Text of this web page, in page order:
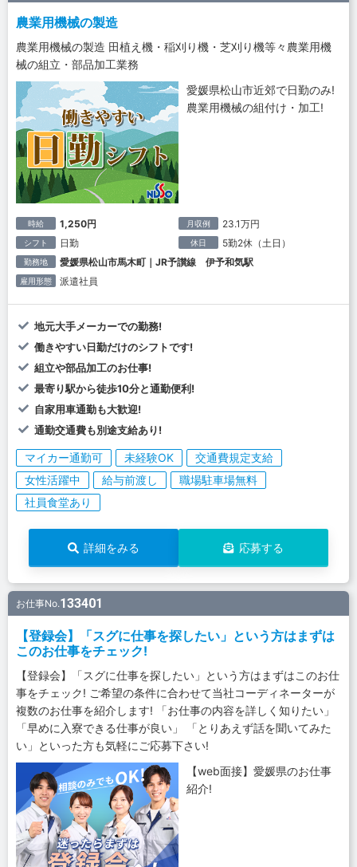
農業用機械の製造
農業用機械の製造 田植え機・稲刈り機・芝刈り機等々農業用機
械の組立・部品加工業務
愛媛県松山市近郊で日勤のみ!
農業用機械の組付け・加工!
時給 1,250円 月収例 23.1万円
シフト 日勤 休日 5勤2休（土日）
勤務地 愛媛県松山市馬木町｜JR予讃線 伊予和気駅
雇用形態 派遣社員
地元大手メーカーでの勤務!
働きやすい日勤だけのシフトです!
組立や部品加工のお仕事!
最寄り駅から徒歩10分と通勤便利!
自家用車通勤も大歓迎!
通勤交通費も別途支給あり!
マイカー通勤可 未経験OK
交通費規定支給
女性活躍中
給与前渡し
職場駐車場無料
社員食堂あり
詳細をみる 応募する
お仕事No.133401
【登録会】「スグに仕事を探したい」という方はまずは
このお仕事をチェック!
【登録会】「スグに仕事を探したい」という方はまずはこのお仕
事をチェック! ご希望の条件に合わせて当社コーディネーターが
複数のお仕事を紹介します! 「お仕事の内容を詳しく知りたい」
「早めに入寮できる仕事が良い」 「とりあえず話を聞いてみた
い」といった方も気軽にご応募下さい!
【web面接】愛媛県のお仕事
紹介!